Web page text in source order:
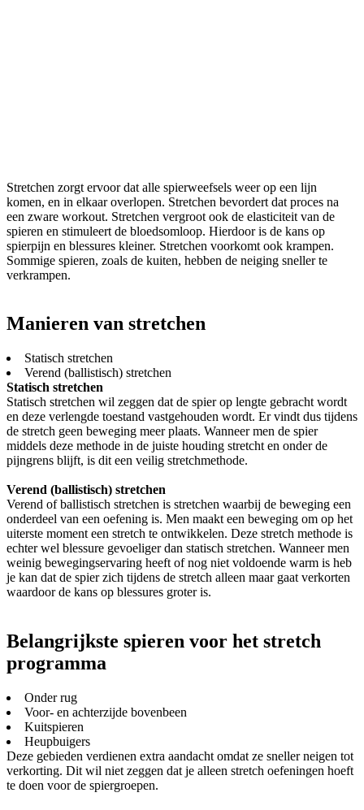
Stretchen zorgt ervoor dat alle spierweefsels weer op een lijn
komen, en in elkaar overlopen. Stretchen bevordert dat proces na
een zware workout. Stretchen vergroot ook de elasticiteit van de
spieren en stimuleert de bloedsomloop. Hierdoor is de kans op
spierpijn en blessures kleiner. Stretchen voorkomt ook krampen.
Sommige spieren, zoals de kuiten, hebben de neiging sneller te
verkrampen.
Manieren van stretchen
Statisch stretchen
Verend (ballistisch) stretchen
Statisch stretchen
Statisch stretchen wil zeggen dat de spier op lengte gebracht wordt
en deze verlengde toestand vastgehouden wordt. Er vindt dus tijdens
de stretch geen beweging meer plaats. Wanneer men de spier
middels deze methode in de juiste houding stretcht en onder de
pijngrens blijft, is dit een veilig stretchmethode.
Verend (ballistisch) stretchen
Verend of ballistisch stretchen is stretchen waarbij de beweging een
onderdeel van een oefening is. Men maakt een beweging om op het
uiterste moment een stretch te ontwikkelen. Deze stretch methode is
echter wel blessure gevoeliger dan statisch stretchen. Wanneer men
weinig bewegingservaring heeft of nog niet voldoende warm is heb
je kan dat de spier zich tijdens de stretch alleen maar gaat verkorten
waardoor de kans op blessures groter is.
Belangrijkste spieren voor het stretch
programma
Onder rug
Voor- en achterzijde bovenbeen
Kuitspieren
Heupbuigers
Deze gebieden verdienen extra aandacht omdat ze sneller neigen tot
verkorting. Dit wil niet zeggen dat je alleen stretch oefeningen hoeft
te doen voor de spiergroepen.